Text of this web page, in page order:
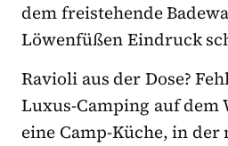
dem freistehende
Löwenfüßen Eindruck
Ravioli aus der Dose?
Luxus-Camping auf dem
eine Camp-Küche, in